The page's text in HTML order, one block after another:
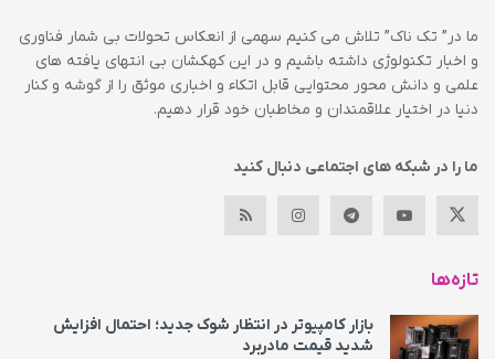
ما در” تک ناک” تلاش می کنیم سهمی از انعکاس تحولات بی شمار فناوری
و اخبار تکنولوژی داشته باشیم و در این کهکشان بی انتهای یافته های
علمی و دانش محور محتوایی قابل اتکاء و اخباری موثق را از گوشه و کنار
دنیا در اختیار علاقمندان و مخاطبان خود قرار دهیم.
ما را در شبکه های اجتماعی دنبال کنید
تازه‌ها
بازار کامپیوتر در انتظار شوک جدید؛ احتمال افزایش
شدید قیمت مادربرد